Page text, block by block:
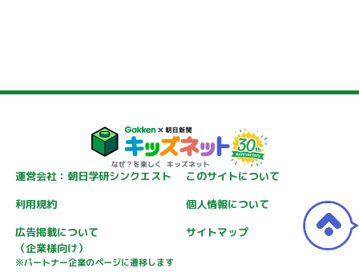
運営会社：朝日学研シンクエスト
このサイトについて
利用規約
個人情報について
広告掲載について
（企業様向け）
※パートナー企業のページに遷移します
サイトマップ